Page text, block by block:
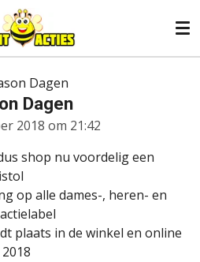
Dagen
Dagen
2018 om 21:42
shop nu voordelig een
op alle dames-, heren- en
plaats in de winkel en online